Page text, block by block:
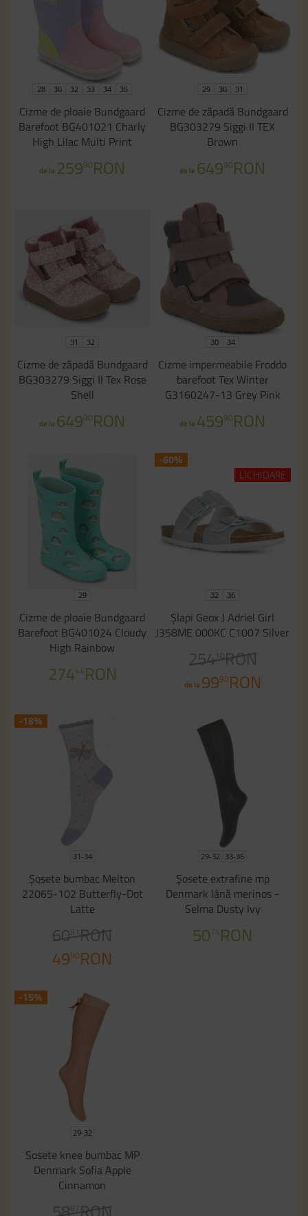
28 30 32 33 34 35
Cizme de ploaie Bundgaard
Barefoot BG401021 Charly
High Lilac Multi Print
de la 25990RON
29 30 31
Cizme de zăpadă Bundgaard
BG303279 Siggi II TEX
Brown
de la 64990RON
31 32
Cizme de zăpadă Bundgaard
BG303279 Siggi II Tex Rose
Shell
de la 64990RON
30 34
Cizme impermeabile Froddo
barefoot Tex Winter
G3160247-13 Grey Pink
de la 45990RON
29
Cizme de ploaie Bundgaard
Barefoot BG401024 Cloudy
High Rainbow
27444RON
-60%
LICHIDARE
32 36
Şlapi Geox J Adriel Girl
J358ME 000KC C1007 Silver
254 10
RON
de la 9990RON
-18%
31-34
Șosete bumbac Melton
22065-102 Butterfly-Dot
Latte
60 91RON
4990RON
29-32 33-36
Șosete extrafine mp
Denmark lână merinos -
Selma Dusty Ivy
5074RON
-15%
29-32
Sosete knee bumbac MP
Denmark Sofia Apple
Cinnamon
87